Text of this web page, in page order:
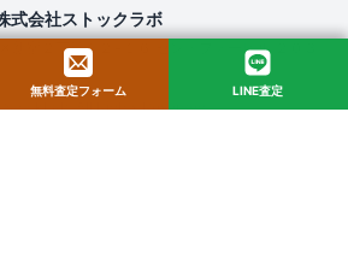
式会社ストックラボ
新宿２丁目１２−１６ セントフォービル ２０３
All Rights Reserved.
無料査定フォーム LINE査定